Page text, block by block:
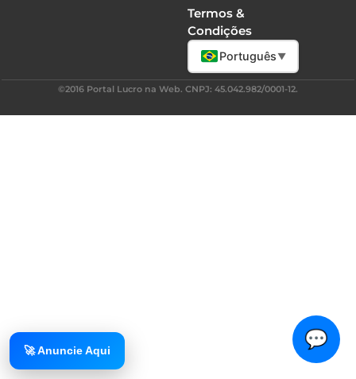
💬
Termos &
Condições
Português ▼
©2016 Portal Lucro na Web. CNPJ: 45.042.982/0001-12.
🚀 Anuncie Aqui